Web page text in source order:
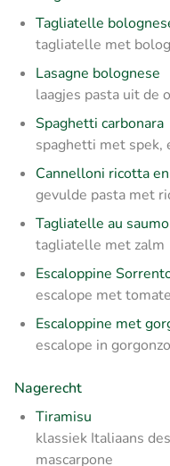
Tagliatelle
tagliatelle met
Lasagne bolognese
laagjes pasta uit de
Spaghetti carbonara
spaghetti met spek,
Cannelloni ricotta
gevulde pasta met
Tagliatelle au
tagliatelle met zalm
Escaloppine
escalope met
Escaloppine met
escalope in
Nagerecht
Tiramisu
klassiek Italiaans
mascarpone